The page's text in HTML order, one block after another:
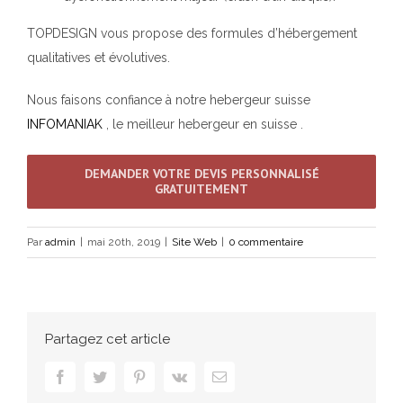
TOPDESIGN vous propose des formules d’hébergement
qualitatives et évolutives.
Nous faisons confiance à notre hebergeur suisse
INFOMANIAK , le meilleur hebergeur en suisse .
DEMANDER VOTRE DEVIS PERSONNALISÉ
GRATUITEMENT
Paradmin mai 20th, 2019 Site Web 0 commentaire
Partagez cet article
facebooktwitter pinterestvk Email